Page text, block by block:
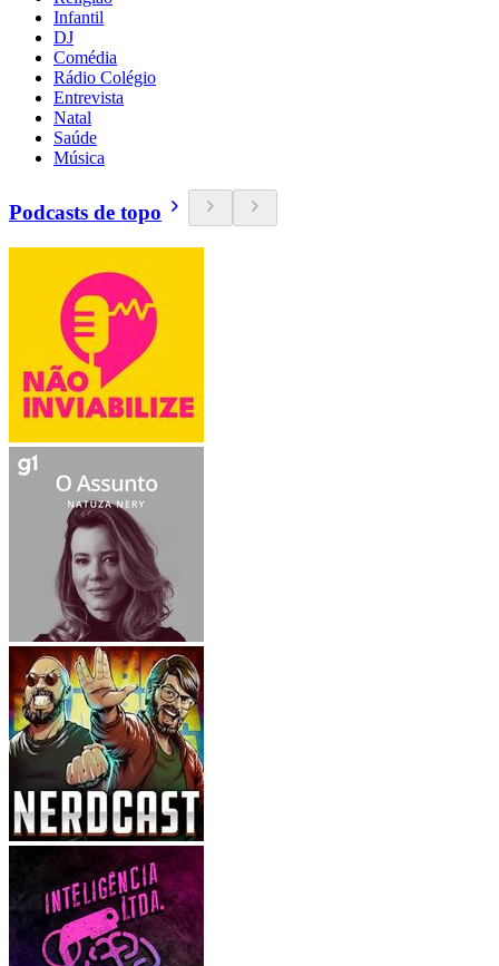
Infantil
DJ
Comédia
Rádio Colégio
Entrevista
Natal
Saúde
Música
Podcasts de topo